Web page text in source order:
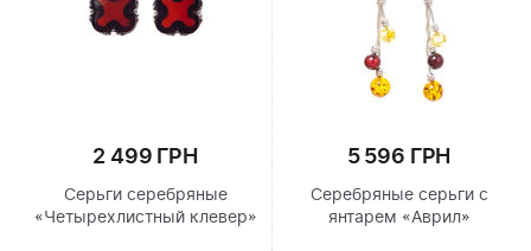
2 499 ГРН
Серьги серебряные
«Четырехлистный клевер»
5 596 ГРН
Серебряные серьги с
янтарем «Аврил»